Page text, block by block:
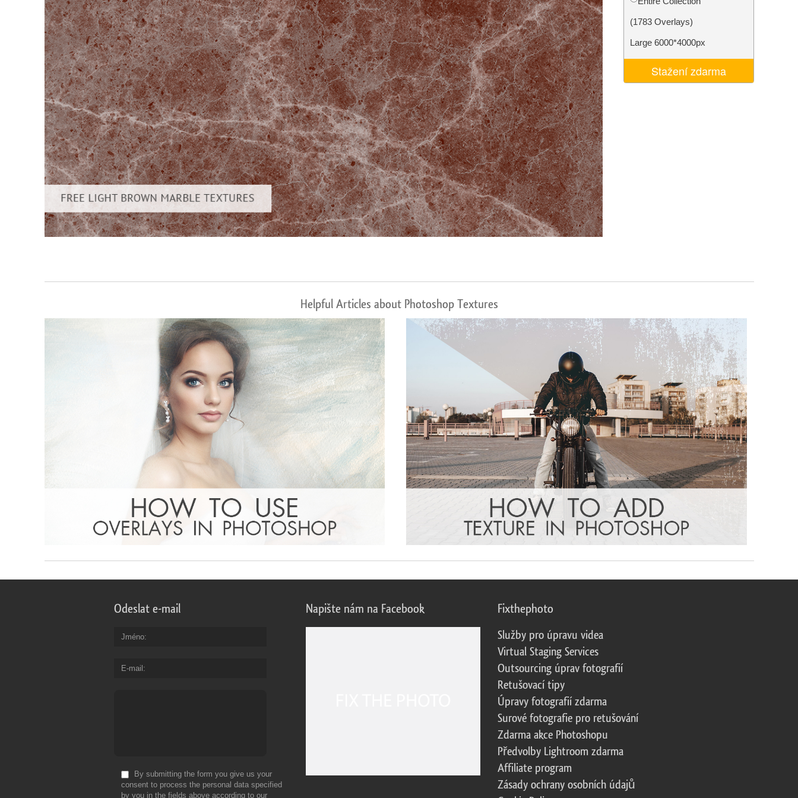
Služby retušování produktů Služby retušování šperků Data pro výcvik AI Video Editing Services
(1783 Overlays)
Large 6000*4000px
Stažení zdarma
Helpful Articles about Photoshop Textures
Odeslat e-mail
Jméno
E-mail
By submitting the form you give us your
consent to process the personal data specified
by you in the fields above according to our
Napište nám na Facebook Fixthephoto
Služby pro úpravu videa
Virtual Staging Services
Outsourcing úprav fotografií
Retušovací tipy
Úpravy fotografií zdarma
Surové fotografie pro retušování
Zdarma akce Photoshopu
Předvolby Lightroom zdarma
Affiliate program
Zásady ochrany osobních údajů